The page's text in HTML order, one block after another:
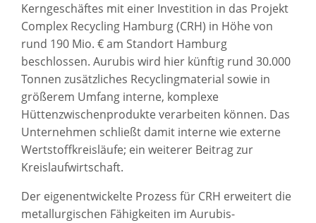
Kerngeschäftes mit einer Investition in das Projekt
Complex Recycling Hamburg (CRH) in Höhe von
rund 190 Mio. € am Standort Hamburg
beschlossen. Aurubis wird hier künftig rund 30.000
Tonnen zusätzliches Recyclingmaterial sowie in
größerem Umfang interne, komplexe
Hüttenzwischenprodukte verarbeiten können. Das
Unternehmen schließt damit interne wie externe
Wertstoffkreisläufe; ein weiterer Beitrag zur
Kreislaufwirtschaft.
Der eigenentwickelte Prozess für CRH erweitert die
metallurgischen Fähigkeiten im Aurubis-